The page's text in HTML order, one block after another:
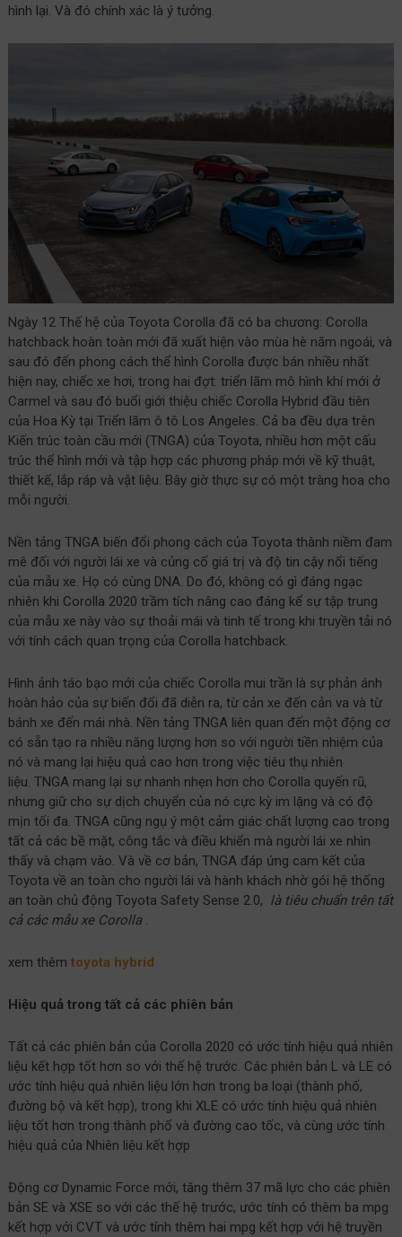
hình lại. Và đó chính xác là ý tưởng.
Ngày 12 Thế hệ của Toyota Corolla đã có ba chương: Corolla
hatchback hoàn toàn mới đã xuất hiện vào mùa hè năm ngoái, và
sau đó đến phong cách thể hình Corolla được bán nhiều nhất
hiện nay, chiếc xe hơi, trong hai đợt: triển lãm mô hình khí mới ở
Carmel và sau đó buổi giới thiệu chiếc Corolla Hybrid đầu tiên
của Hoa Kỳ tại Triển lãm ô tô Los Angeles. Cả ba đều dựa trên
Kiến trúc toàn cầu mới (TNGA) của Toyota, nhiều hơn một cấu
trúc thể hình mới và tập hợp các phương pháp mới về kỹ thuật,
thiết kế, lắp ráp và vật liệu. Bây giờ thực sự có một tràng hoa cho
mỗi người.
Nền tảng TNGA biến đổi phong cách của Toyota thành niềm đam
mê đối với người lái xe và củng cố giá trị và độ tin cậy nổi tiếng
của mẫu xe. Họ có cùng DNA. Do đó, không có gì đáng ngạc
nhiên khi Corolla 2020 trầm tích nâng cao đáng kể sự tập trung
của mẫu xe này vào sự thoải mái và tinh tế trong khi truyền tải nó
với tính cách quan trọng của Corolla hatchback.
Hình ảnh táo bạo mới của chiếc Corolla mui trần là sự phản ánh
hoàn hảo của sự biến đổi đã diễn ra, từ cản xe đến cản va và từ
bánh xe đến mái nhà. Nền tảng TNGA liên quan đến một động cơ
có sẵn tạo ra nhiều năng lượng hơn so với người tiền nhiệm của
nó và mang lại hiệu quả cao hơn trong việc tiêu thụ nhiên
liệu. TNGA mang lại sự nhanh nhẹn hơn cho Corolla quyến rũ,
nhưng giữ cho sự dịch chuyển của nó cực kỳ im lặng và có độ
mịn tối đa. TNGA cũng ngụ ý một cảm giác chất lượng cao trong
tất cả các bề mặt, công tắc và điều khiển mà người lái xe nhìn
thấy và chạm vào. Và về cơ bản, TNGA đáp ứng cam kết của
Toyota về an toàn cho người lái và hành khách nhờ gói hệ thống
an toàn chủ động Toyota Safety Sense 2.0, là tiêu chuẩn trên tất
cả các mẫu xe Corolla.
xem thêm toyota hybrid
Hiệu quả trong tất cả các phiên bản
Tất cả các phiên bản của Corolla 2020 có ước tính hiệu quả nhiên
liệu kết hợp tốt hơn so với thế hệ trước. Các phiên bản L và LE có
ước tính hiệu quả nhiên liệu lớn hơn trong ba loại (thành phố,
đường bộ và kết hợp), trong khi XLE có ước tính hiệu quả nhiên
liệu tốt hơn trong thành phố và đường cao tốc, và cùng ước tính
hiệu quả của Nhiên liệu kết hợp
Động cơ Dynamic Force mới, tăng thêm 37 mã lực cho các phiên
bản SE và XSE so với các thế hệ trước, ước tính có thêm ba mpg
kết hợp với CVT và ước tính thêm hai mpg kết hợp với hệ truyền